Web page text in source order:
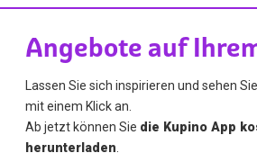
Angebote auf
Lassen Sie sich inspirieren und sehen
mit einem Klick an.
Ab jetzt können Sie die Kupino App
herunterladen.